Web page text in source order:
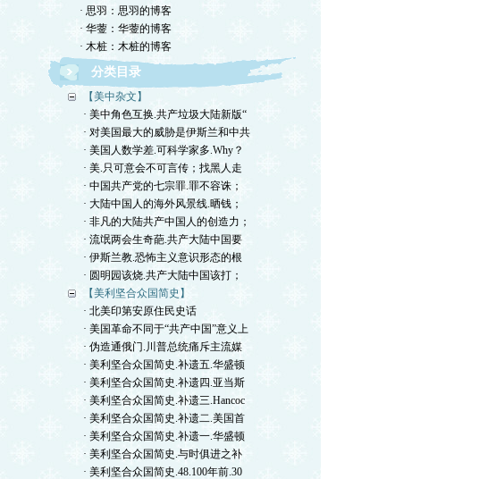
· 思羽：思羽的博客
· 华蓥：华蓥的博客
· 木桩：木桩的博客
分类目录
【美中杂文】
· 美中角色互换.共产垃圾大陆新版“
· 对美国最大的威胁是伊斯兰和中共
· 美国人数学差.可科学家多.Why？
· 美.只可意会不可言传；找黑人走
· 中国共产党的七宗罪.罪不容诛；
· 大陆中国人的海外风景线.晒钱；
· 非凡的大陆共产中国人的创造力；
· 流氓两会生奇葩.共产大陆中国要
· 伊斯兰教.恐怖主义意识形态的根
· 圆明园该烧.共产大陆中国该打；
【美利坚合众国简史】
· 北美印第安原住民史话
· 美国革命不同于“共产中国”意义上
· 伪造通俄门.川普总统痛斥主流媒
· 美利坚合众国简史.补遗五.华盛顿
· 美利坚合众国简史.补遗四.亚当斯
· 美利坚合众国简史.补遗三.Hancoc
· 美利坚合众国简史.补遗二.美国首
· 美利坚合众国简史.补遗一.华盛顿
· 美利坚合众国简史.与时俱进之补
· 美利坚合众国简史.48.100年前.30